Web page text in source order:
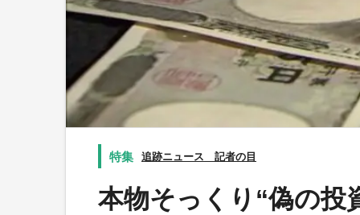
追跡ニュース 記者の目
本物そっくり“偽の